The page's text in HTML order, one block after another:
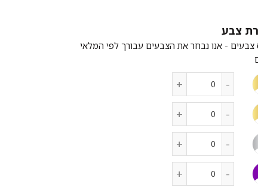
צבע